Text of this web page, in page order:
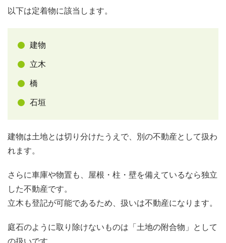
以下は定着物に該当します。
建物
立木
橋
石垣
建物は土地とは切り分けたうえで、別の不動産として扱わ
れます。
さらに車庫や物置も、屋根・柱・壁を備えているなら独立
した不動産です。
立木も登記が可能であるため、扱いは不動産になります。
庭石のように取り除けないものは「土地の附合物」として
の扱いです。